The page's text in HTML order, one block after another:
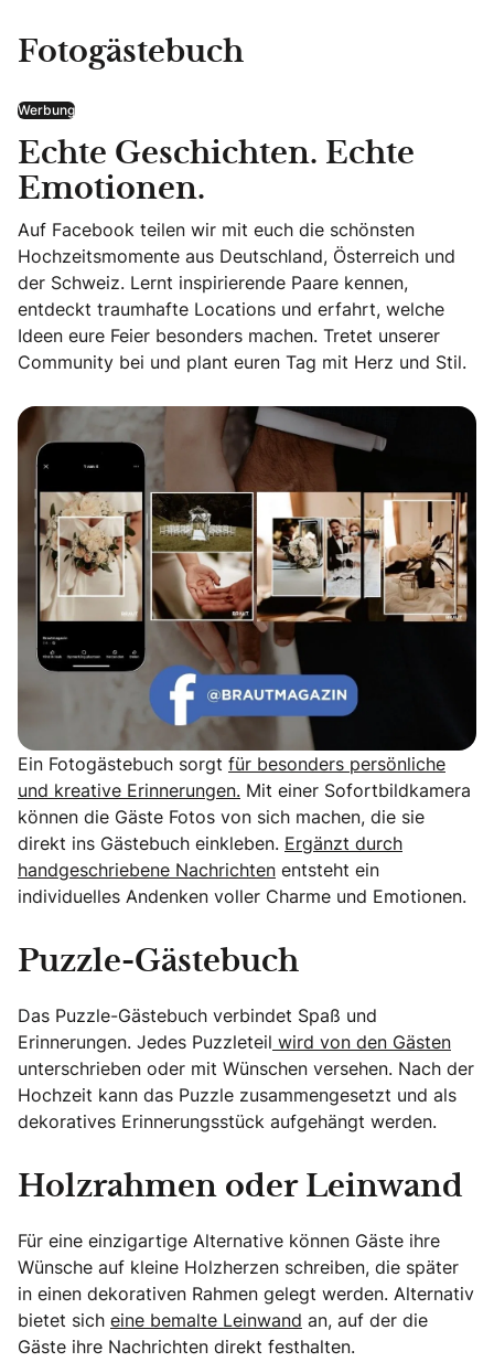
Fotogästebuch
Werbung
Echte Geschichten. Echte
Emotionen.
Auf Facebook teilen wir mit euch die schönsten
Hochzeitsmomente aus Deutschland, Österreich und
der Schweiz. Lernt inspirierende Paare kennen,
entdeckt traumhafte Locations und erfahrt, welche
Ideen eure Feier besonders machen. Tretet unserer
Community bei und plant euren Tag mit Herz und Stil.
Echte Geschichten. Echte Emotionen.
Ein Fotogästebuch sorgt für besonders persönliche
und kreative Erinnerungen. Mit einer Sofortbildkamera
können die Gäste Fotos von sich machen, die sie
direkt ins Gästebuch einkleben. Ergänzt durch
handgeschriebene Nachrichten entsteht ein
individuelles Andenken voller Charme und Emotionen.
Puzzle-Gästebuch
Das Puzzle-Gästebuch verbindet Spaß und
Erinnerungen. Jedes Puzzleteil wird von den Gästen
unterschrieben oder mit Wünschen versehen. Nach der
Hochzeit kann das Puzzle zusammengesetzt und als
dekoratives Erinnerungsstück aufgehängt werden.
Holzrahmen oder Leinwand
Für eine einzigartige Alternative können Gäste ihre
Wünsche auf kleine Holzherzen schreiben, die später
in einen dekorativen Rahmen gelegt werden. Alternativ
bietet sich eine bemalte Leinwand an, auf der die
Gäste ihre Nachrichten direkt festhalten.